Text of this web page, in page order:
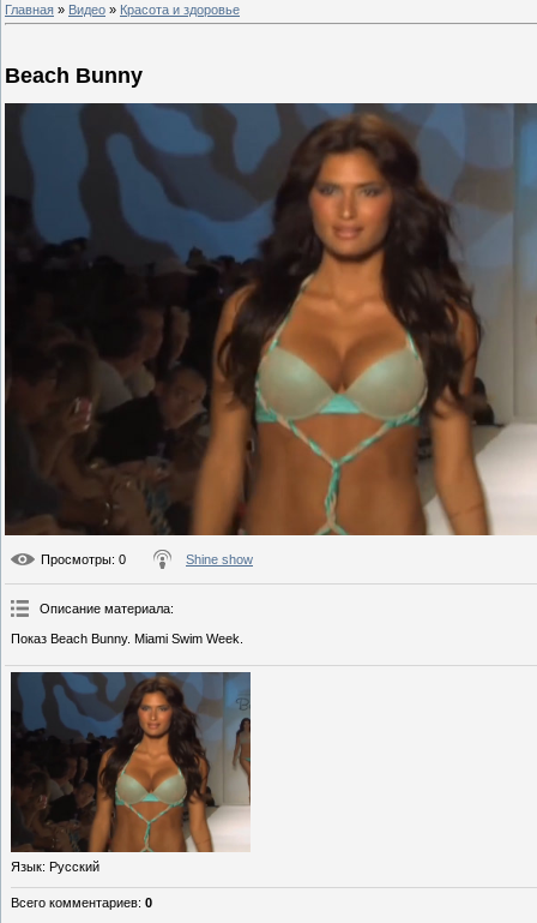
Главная » Видео » Красота и здоровье
Beach Bunny
Просмотры: 0 Shine show
Описание материала:
Показ Beach Bunny. Miami Swim Week.
Язык: Русский
Всего комментариев: 0